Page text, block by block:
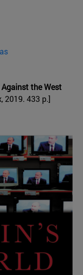
Against the West
2019. 433 p.]